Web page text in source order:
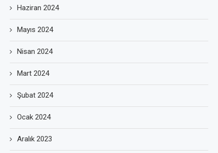
Haziran 2024
Mayıs 2024
Nisan 2024
Mart 2024
Şubat 2024
Ocak 2024
Aralık 2023